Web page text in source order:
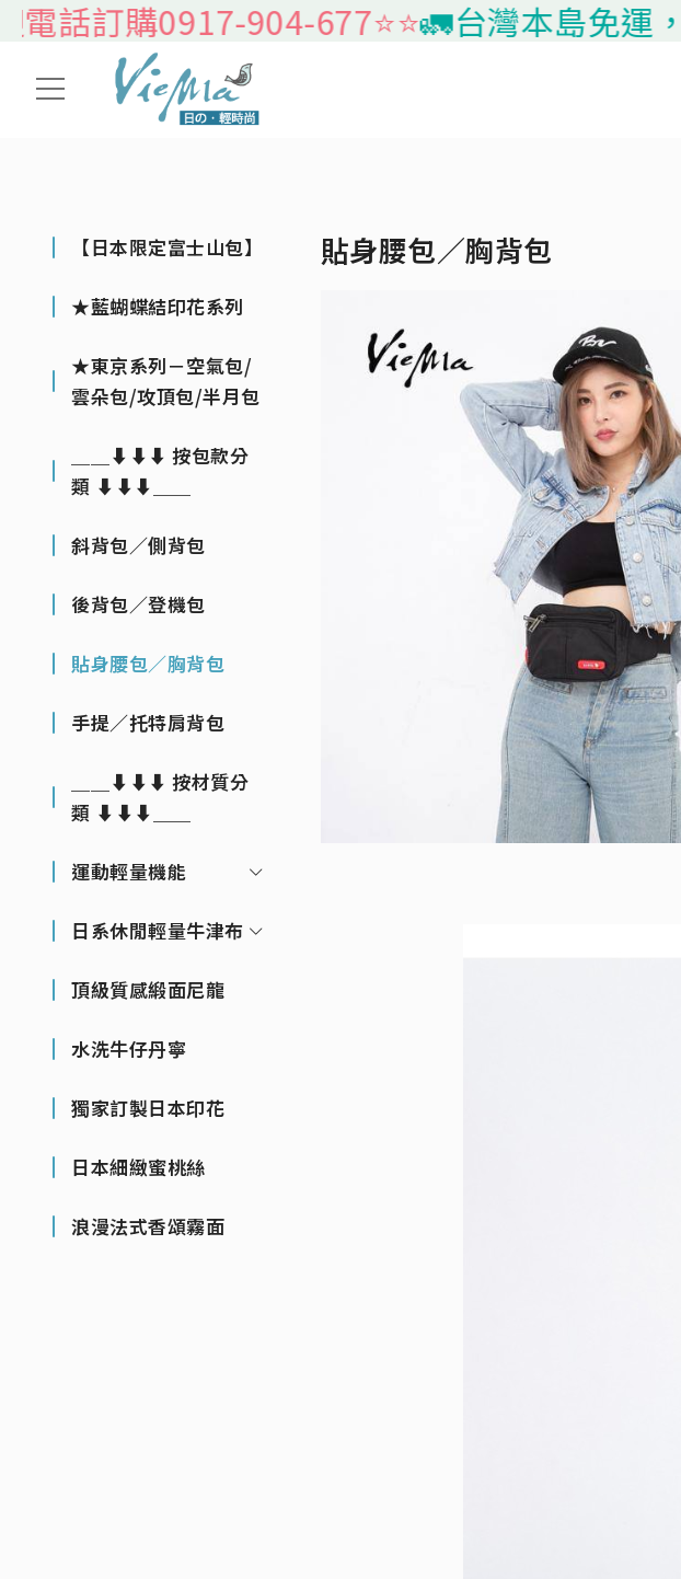
訂購0917-904-677⭐️⭐️🚛台灣本島免運，海
【日本限定富士山包】
★藍蝴蝶結印花系列
★東京系列－空氣包/
雲朵包/攻頂包/半月包
＿＿⬇⬇⬇ 按包款分
類 ⬇⬇⬇＿＿
斜背包／側背包
後背包／登機包
貼身腰包／胸背包
手提／托特肩背包
＿＿⬇⬇⬇ 按材質分
類 ⬇⬇⬇＿＿
運動輕量機能
日系休閒輕量牛津布
頂級質感緞面尼龍
水洗牛仔丹寧
獨家訂製日本印花
日本細緻蜜桃絲
浪漫法式香頌霧面
貼身腰包／胸背包